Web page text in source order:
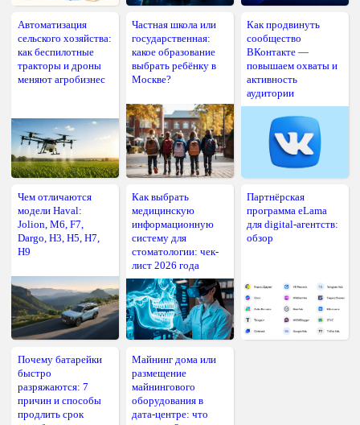
Автоматизация
сельского хозяйства:
как беспилотные
тракторы и дроны
меняют агробизнес
Частная школа или
государственная:
какое образование
выбрать ребёнку в
Москве?
Как продвинуть
сообщество
ВКонтакте —
повышаем охваты и
активность
аудитории
Чем отличаются
модели Haval:
Jolion, M6, F7,
Dargo, H3, H5, H7,
H9
Как выбрать
медицинскую
информационную
систему для
стоматологии: чек-
лист 2026 года
Партнёрская
программа eLama
для digital-агентств:
обзор
Почему батарейки
быстро
разряжаются: 7
причин и способы
продлить срок
Майнинг дома или
размещение
майнингового
оборудования в
дата-центре: что